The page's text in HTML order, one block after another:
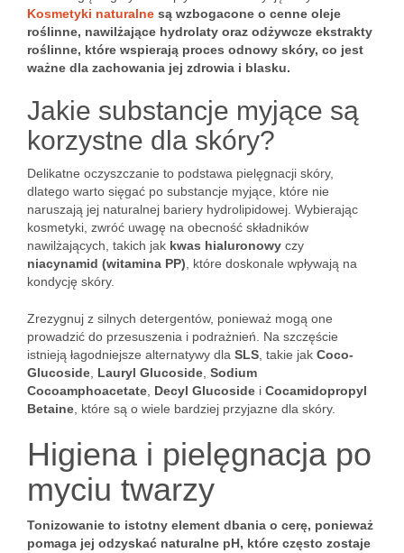
Kosmetyki naturalne są wzbogacone o cenne oleje
roślinne, nawilżające hydrolaty oraz odżywcze ekstrakty
roślinne, które wspierają proces odnowy skóry, co jest
ważne dla zachowania jej zdrowia i blasku.
Jakie substancje myjące są
korzystne dla skóry?
Delikatne oczyszczanie to podstawa pielęgnacji skóry,
dlatego warto sięgać po substancje myjące, które nie
naruszają jej naturalnej bariery hydrolipidowej. Wybierając
kosmetyki, zwróć uwagę na obecność składników
nawilżających, takich jak kwas hialuronowy czy
niacynamid (witamina PP) , które doskonale wpływają na
kondycję skóry.
Zrezygnuj z silnych detergentów, ponieważ mogą one
prowadzić do przesuszenia i podrażnień. Na szczęście
istnieją łagodniejsze alternatywy dla SLS , takie jak Coco-
Glucoside Lauryl Glucoside Sodium
Cocoamphoacetate Decyl Glucoside i Cocamidopropyl
Betaine , które są o wiele bardziej przyjazne dla skóry.
Higiena i pielęgnacja po
myciu twarzy
Tonizowanie to istotny element dbania o cerę, ponieważ
pomaga jej odzyskać naturalne pH, które często zostaje